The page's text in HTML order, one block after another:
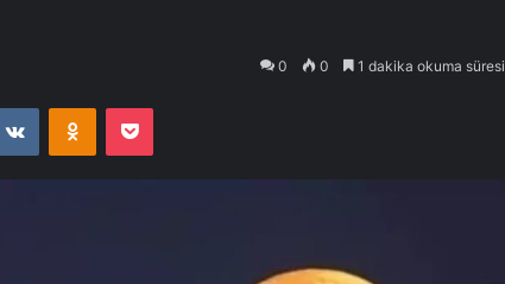
0 0 1 dakika okuma süresi
VKontakteOdnoklassniki
Pocket